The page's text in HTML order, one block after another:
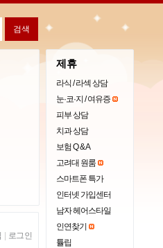
로그인
제휴
라식 / 라섹 상담
눈·코·지 / 여유증
피부 상담
치과 상담
보험 Q & A
고려대 원룸
스마트폰 특가
인터넷 가입센터
남자 헤어스타일
인연찾기
튤립